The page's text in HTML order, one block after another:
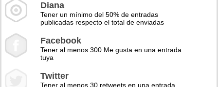
Diana
Tener un mínimo del 50% de entradas
publicadas respecto el total de enviadas
Facebook
Tener al menos 300 Me gusta en una entrada
tuya
Twitter
Tener al menos 30 retweets en una entrada